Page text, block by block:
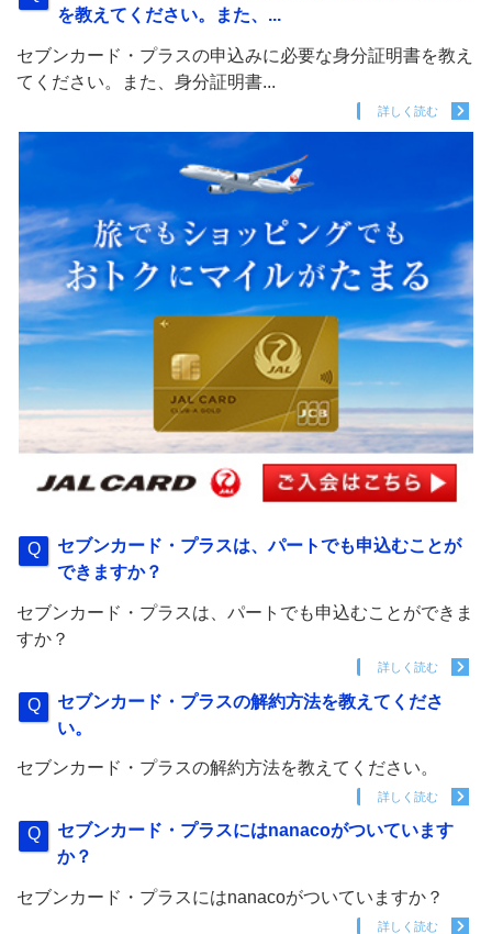
を教えてください。また、...
セブンカード・プラスの申込みに必要な身分証明書を教え
てください。また、身分証明書...
詳しく読む
セブンカード・プラスは、パートでも申込むことが
できますか？
セブンカード・プラスは、パートでも申込むことができま
すか？
詳しく読む
セブンカード・プラスの解約方法を教えてくださ
い。
セブンカード・プラスの解約方法を教えてください。
詳しく読む
セブンカード・プラスにはnanacoがついています
か？
セブンカード・プラスにはnanacoがついていますか？
詳しく読む